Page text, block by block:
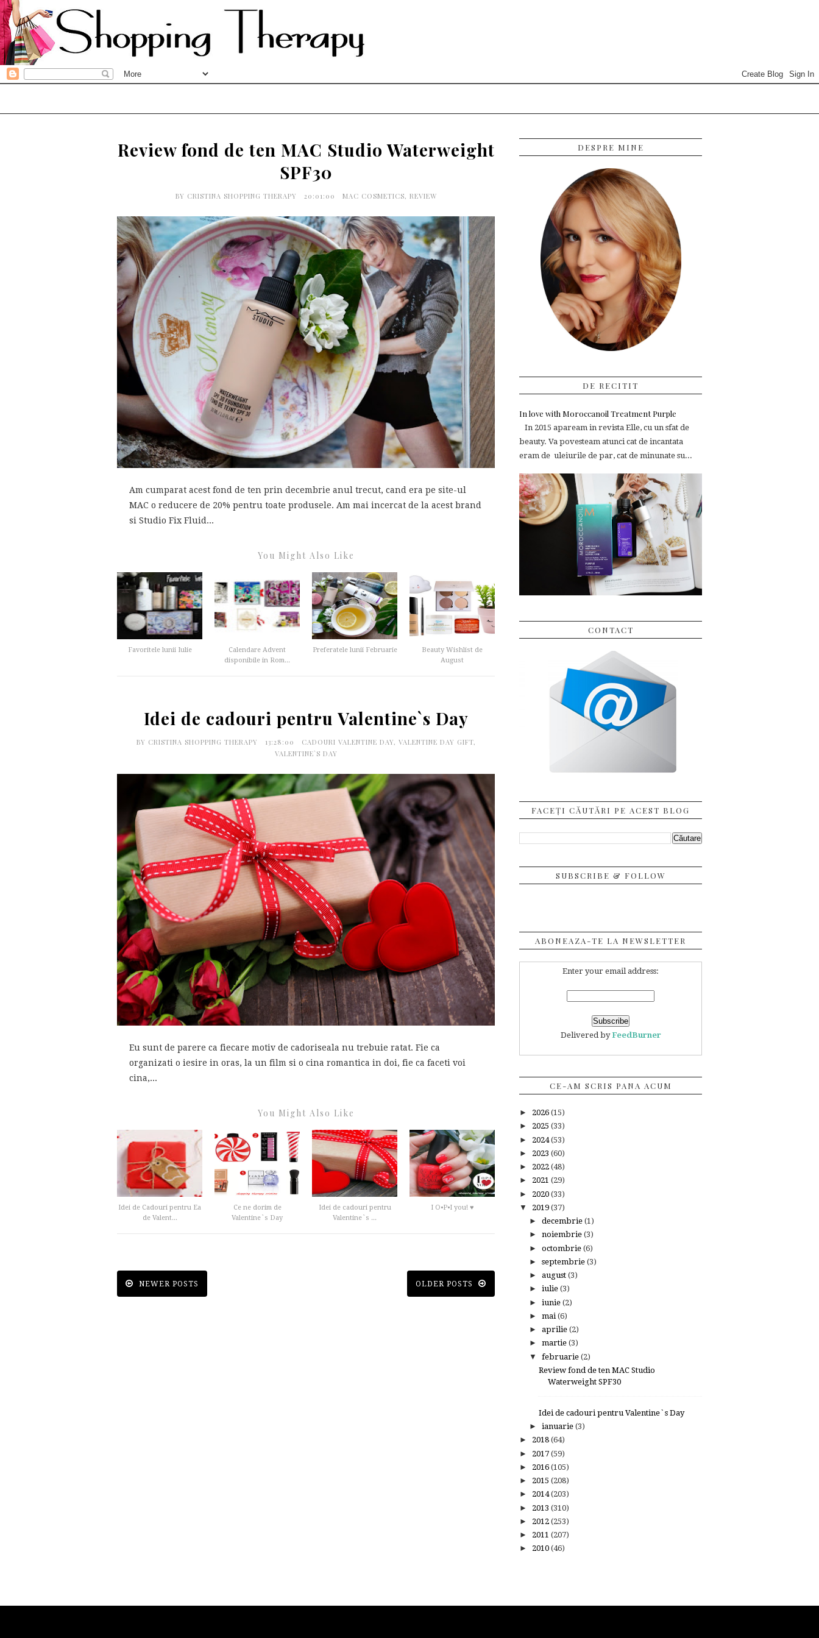
Review fond de ten MAC Studio Waterweight
SPF30
BY CRISTINA SHOPPING THERAPY 20:01:00 MAC COSMETICS, REVIEW
Am cumparat acest fond de ten prin decembrie anul trecut, cand era pe site-ul
MAC o reducere de 20% pentru toate produsele. Am mai incercat de la acest brand
si Studio Fix Fluid...
You Might Also Like
Favoritele lunii Iulie
Calendare Advent
disponibile in Rom...
Preferatele lunii Februarie
Beauty Wishlist de
August
Idei de cadouri pentru Valentine`s Day
BY CRISTINA SHOPPING THERAPY 13:28:00 CADOURI VALENTINE DAY, VALENTINE DAY GIFT,
VALENTINE`S DAY
Eu sunt de parere ca fiecare motiv de cadoriseala nu trebuie ratat. Fie ca
organizati o iesire in oras, la un film si o cina romantica in doi, fie ca faceti voi
cina,...
You Might Also Like
Idei de Cadouri pentru Ea
de Valent...
Ce ne dorim de
Valentine`s Day
Idei de cadouri pentru
Valentine`s ...
I O•P•I you! ♥
OLDER POSTS
NEWER POSTS
DESPRE MINE
DE RECITIT
In love with Moroccanoil Treatment Purple
In 2015 apaream in revista Elle, cu un sfat de
beauty. Va povesteam atunci cat de incantata
eram de uleiurile de par, cat de minunate su...
CONTACT
FACEȚI CĂUTĂRI PE ACEST BLOG
SUBSCRIBE & FOLLOW
ABONEAZA-TE LA NEWSLETTER
Enter your email address:
Delivered byFeedBurner
CE-AM SCRIS PANA ACUM
► 2026 (15)
► 2025 (33)
► 2024(53)
► 2023 (60)
► 2022 (48)
► 2021 (29)
► 2020 (33)
▼ 2019 (37)
► decembrie (1)
► noiembrie (3)
► octombrie (6)
► septembrie (3)
► august (3)
► iulie (3)
► iunie (2)
► mai (6)
► aprilie (2)
► martie (3)
▼ februarie (2)
Review fond de ten MAC Studio
Waterweight SPF30
Idei de cadouri pentru Valentine`s Day
► ianuarie (3)
► 2018 (64)
► 2017 (59)
► 2016 (105)
► 2015 (208)
► 2014(203)
► 2013 (310)
► 2012 (253)
► 2011 (207)
► 2010 (46)